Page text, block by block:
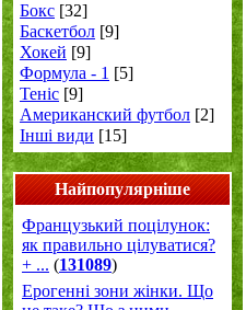
Бокс [32]
Баскетбол [9]
Хокей [9]
Формула - 1 [5]
Теніс [9]
Американский футбол [2]
Інші види [15]
Найпопулярніше
Французький поцілунок:
як правильно цілуватися?
+ ... (131089)
Ерогенні зони жінки. Що